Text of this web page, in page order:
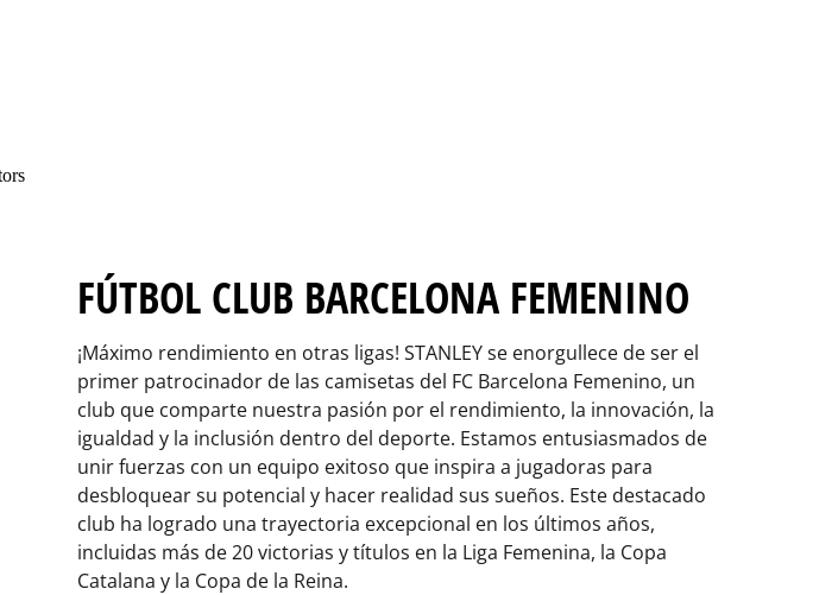
FÚTBOL CLUB BARCELONA FEMENINO
¡Máximo rendimiento en otras ligas! STANLEY se enorgullece de ser el
primer patrocinador de las camisetas del FC Barcelona Femenino, un
club que comparte nuestra pasión por el rendimiento, la innovación, la
igualdad y la inclusión dentro del deporte. Estamos entusiasmados de
unir fuerzas con un equipo exitoso que inspira a jugadoras para
desbloquear su potencial y hacer realidad sus sueños. Este destacado
club ha logrado una trayectoria excepcional en los últimos años,
incluidas más de 20 victorias y títulos en la Liga Femenina, la Copa
Catalana y la Copa de la Reina.